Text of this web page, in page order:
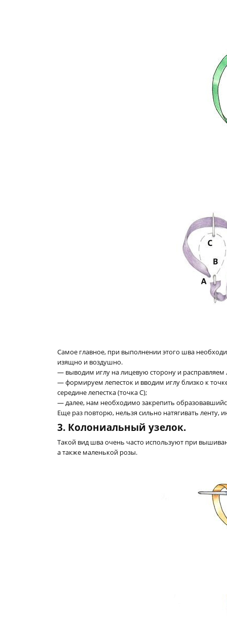
Самое главное, при выполнении этого шва
изящно и воздушно.
— выводим иглу на лицевую сторону и расправляем
— формируем лепесток и вводим иглу близко к
середине лепестка (точка С);
— далее, нам необходимо закрепить
Еще раз повторю, нельзя сильно натягивать
3. Колониальный узелок.
Такой вид шва очень часто используют при
а также маленькой розы.